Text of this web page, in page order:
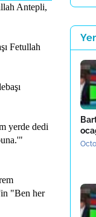
Antepli,
Fetullah
yerde dedi
"Ben her